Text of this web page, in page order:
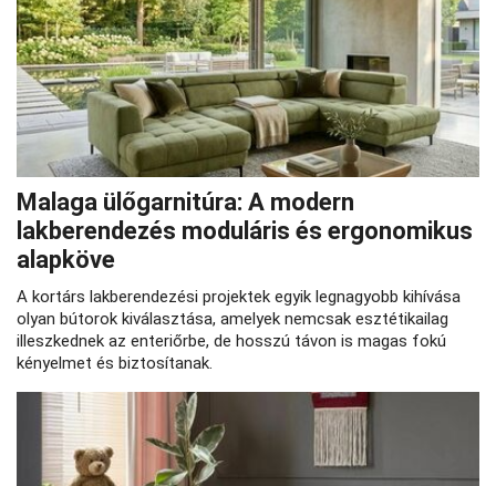
Malaga ülőgarnitúra: A modern
lakberendezés moduláris és ergonomikus
alapköve
A kortárs lakberendezési projektek egyik legnagyobb kihívása
olyan bútorok kiválasztása, amelyek nemcsak esztétikailag
illeszkednek az enteriőrbe, de hosszú távon is magas fokú
kényelmet és biztosítanak.